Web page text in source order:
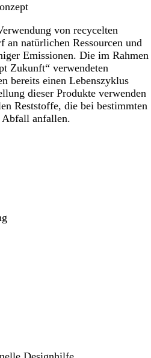
von recycelten
natürlichen Ressourcen und
Emissionen. Die im Rahmen
Zukunft“ verwendeten
bereits einen Lebenszyklus
dieser Produkte verwenden
Reststoffe, die bei bestimmten
Abfall anfallen.